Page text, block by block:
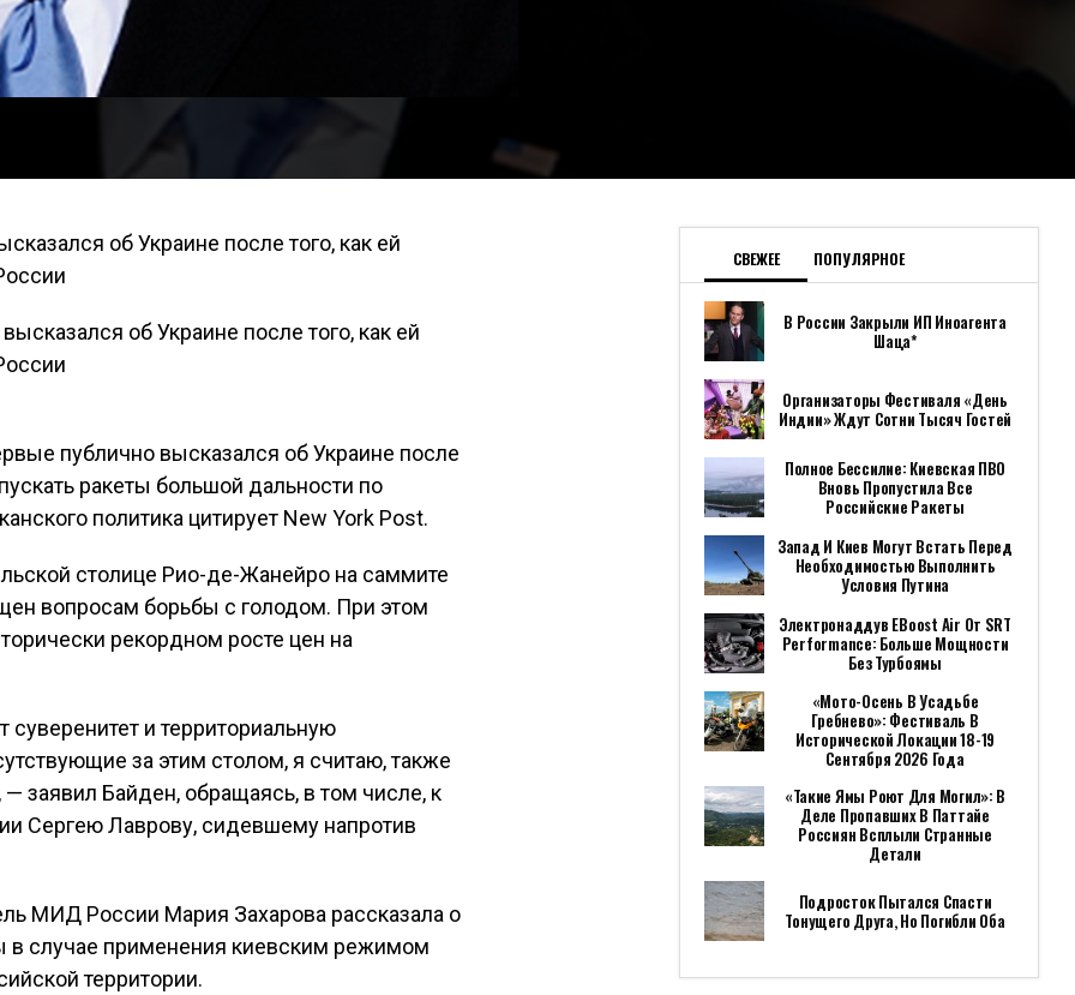
об Украине после того, как ей
публично высказался об Украине после
ракеты большой дальности по
политика цитирует New York Post.
столице Рио-де-Жанейро на саммите
вопросам борьбы с голодом. При этом
рекордном росте цен на
и территориальную
за этим столом, я считаю, также
заявил Байден, обращаясь, в том числе, к
Сергею Лаврову, сидевшему напротив
МИД России Мария Захарова рассказала о
в случае применения киевским режимом
территории.
СВЕЖЕЕ ПОПУЛЯРНОЕ
В России Закрыли ИП Иноагента
Шаца*
Организаторы Фестиваля «День
Индии» Ждут Сотни Тысяч Гостей
Полное Бессилие: Киевская ПВО
Вновь Пропустила Все
Российские Ракеты
Запад И Киев Могут Встать Перед
Необходимостью Выполнить
Условия Путина
Электронаддув EBoost Air От SRT
Performance: Больше Мощности
Без Турбоямы
«Мото-Осень В Усадьбе
Гребнево»: Фестиваль В
Исторической Локации 18-19
Сентября 2026 Года
«Такие Ямы Роют Для Могил»: В
Деле Пропавших В Паттайе
Россиян Всплыли Странные
Детали
Подросток Пытался Спасти
Тонущего Друга, Но Погибли Оба